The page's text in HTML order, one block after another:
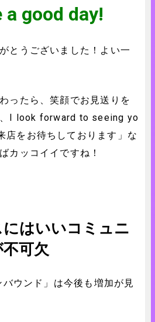
a good day!
とうございました！よい一
ったら、笑顔でお見送りを
、I look forward to seeing yo
店をお待ちしております」な
カッコイイですね！
はいいコミュニ
可欠
ウンド」は今後も増加が見